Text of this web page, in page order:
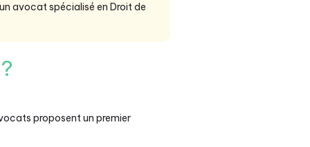
avocat spécialisé en Droit de
proposent un premier